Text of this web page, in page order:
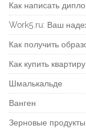
Как написать
Work5.ru: Ваш
Как получить
Как купить
Шмалькальде
Ванген
Зерновые продукты